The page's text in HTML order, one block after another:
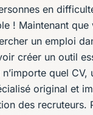
en
! Maintenant que
un emploi
créer un outil
quel CV,
original et
des recruteurs.